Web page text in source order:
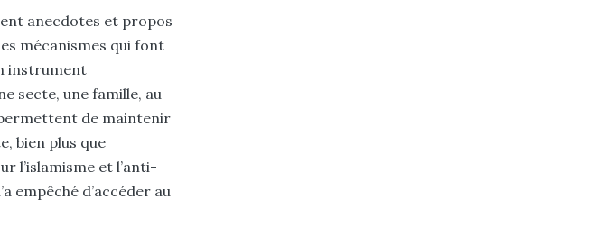
anecdotes et propos
mécanismes qui font
instrument
secte, une famille, au
de maintenir
bien plus que
l’islamisme et l’anti­
empêché d’accéder au